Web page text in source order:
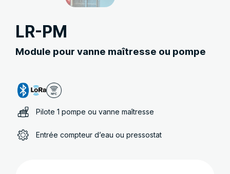
LR-PM
Module pour vanne maîtresse ou pompe
Pilote 1 pompe ou vanne maîtresse
Entrée compteur d’eau ou pressostat